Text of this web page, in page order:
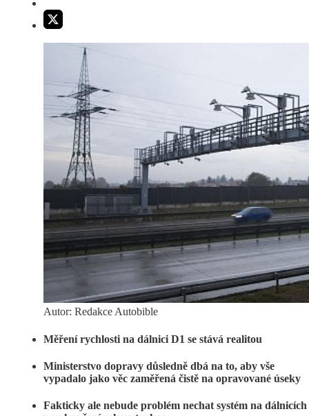
Autor: Redakce Autobible
Měření rychlosti na dálnici D1 se stává realitou
Ministerstvo dopravy důsledně dbá na to, aby vše
vypadalo jako věc zaměřená čistě na opravované úseky
Fakticky ale nebude problém nechat systém na dálnicích